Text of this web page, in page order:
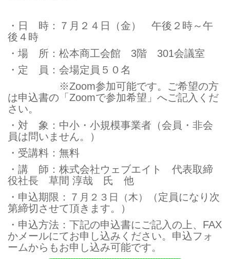
・日 時：７月２４日（金） 午後２時～午
後４時
・場 所：松本商工会館 3階 301会議室
・定 員：会場定員５０名
※Zoom参加可能です。ご希望の方
は申込書の「Zoomで参加希望」へご記入くだ
さい。
・対 象：中小・小規模事業者（会員・非会
員は問いません。）
・受講料：無料
・講 師：株式会社ウェブエイト 代表取締
役社長 草間 淳哉 氏 他
・申込期限：７ 月２３日（木）
（定員になり次
第締切させて頂きます。）
・申込方法：下記の申込書にご記入の上、FAX
かメールにてお申し込みください。申込フォ
ームからもお申し込み可能です。